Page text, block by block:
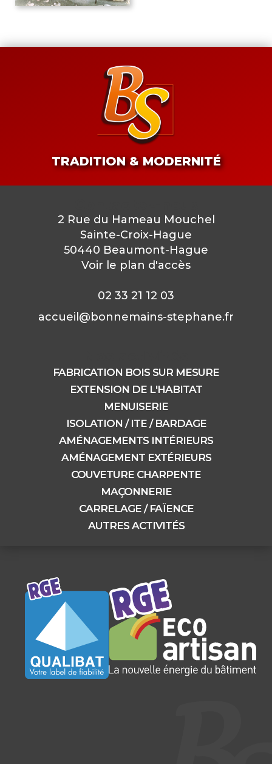
TRADITION & MODERNITÉ
2 Rue du Hameau Mouchel
Sainte-Croix-Hague
50440 Beaumont-Hague
Voir le plan d'accès
02 33 21 12 03
accueil@bonnemains-stephane.fr
FABRICATION BOIS SUR MESURE
EXTENSION DE L'HABITAT
MENUISERIE
ISOLATION / ITE / BARDAGE
AMÉNAGEMENTS INTÉRIEURS
AMÉNAGEMENT EXTÉRIEURS
COUVETURE CHARPENTE
MAÇONNERIE
CARRELAGE / FAÏENCE
AUTRES ACTIVITÉS